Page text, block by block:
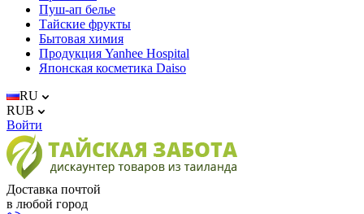
Пуш-ап белье
Тайские фрукты
Бытовая химия
Продукция Yanhee Hospital
Японская косметика Daiso
RU
RUB
Войти
Доставка почтой
в любой город